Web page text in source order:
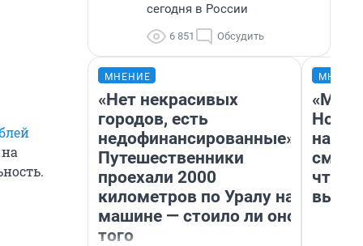
сегодня в России
6 851 Обсудить
МНЕНИЕ
«Нет некрасивых
городов, есть
недофинансированные».
Путешественники
проехали 2000
километров по Уралу на
машине — стоило ли оно
того
«Мы